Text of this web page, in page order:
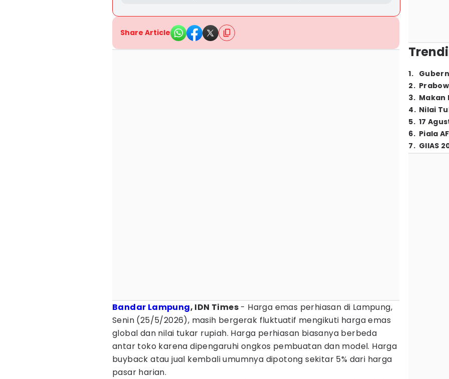
Share Article
Bandar Lampung, IDN Times - Harga emas perhiasan di Lampung,
Senin (25/5/2026), masih bergerak fluktuatif mengikuti harga emas
global dan nilai tukar rupiah. Harga perhiasan biasanya berbeda
antar toko karena dipengaruhi ongkos pembuatan dan model. Harga
buyback atau jual kembali umumnya dipotong sekitar 5% dari harga
pasar harian.
1.
2.
3. Makan
4. Nilai
5. 17
6. Piala
7. GIIAS